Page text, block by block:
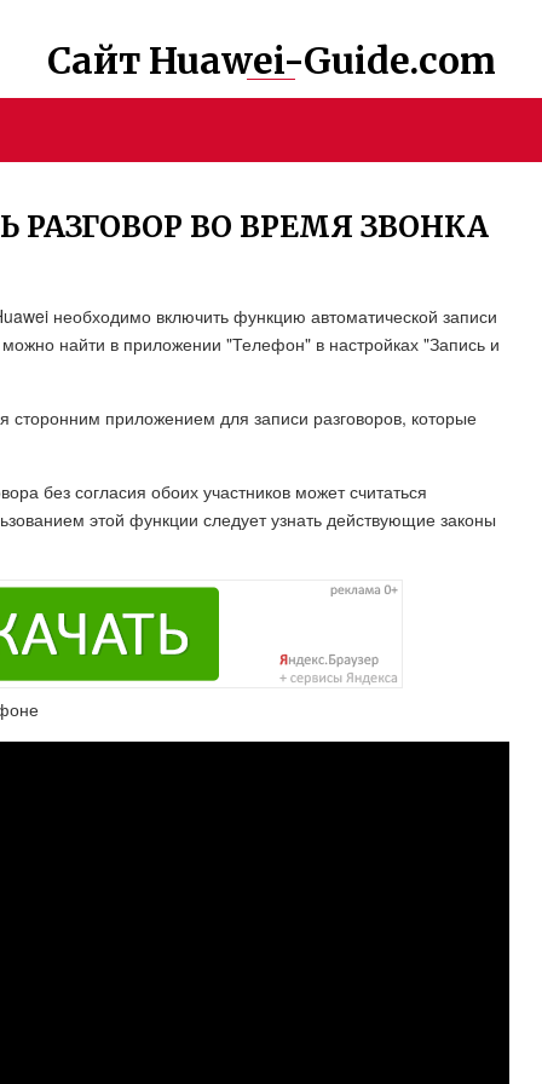
Сайт Huawei-Guide.com
РАЗГОВОР ВО ВРЕМЯ ЗВОНКА
необходимо включить функцию автоматической записи
найти в приложении "Телефон" в настройках "Запись и
сторонним приложением для записи разговоров, которые
без согласия обоих участников может считаться
этой функции следует узнать действующие законы